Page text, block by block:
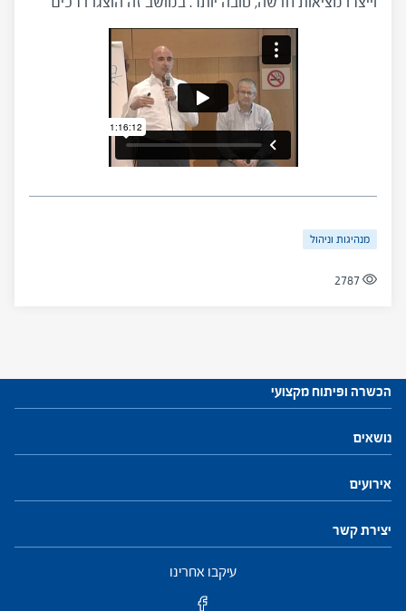
ודוגמאות לתכנון וליצירה של שיח אנושי ההולם את המרקם
האנושי המאפיין את סביבת העבודה בבתי ספר. בחנו
אמצעים לניהול שיחות קשות בדרך מקצועית וממוקדת,
לצד דרכים לנִטרול התנגדויות וקונפליקטים במציאות
מורכבת, רבת-ממדים ועתירת שותפים. תיעוד המושב
במהפכות של יום יום, הכנס הארצי השלישי למנהלי בתי
מנהיגות וניהול
2787
הכשרה ופיתוח מקצועי
התוכנית להכשרת מנהלי בתי ספר
פיתוח מקצועי למנהלים ולמנהלות
פיתוח מקצועי למפקחים ולמפקחות
נושאים
התמקדות ביחיד
אירועים
יצירת קשר
עיקבו אחרינו